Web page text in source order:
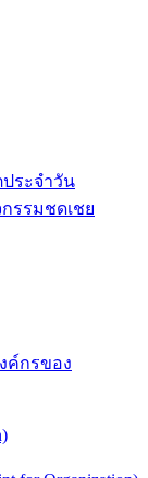
ค์กรของ